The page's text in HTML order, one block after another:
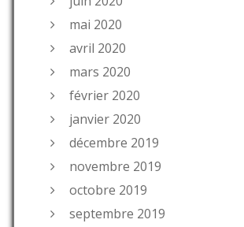
mai 2020
avril 2020
mars 2020
février 2020
janvier 2020
décembre 2019
novembre 2019
octobre 2019
septembre 2019